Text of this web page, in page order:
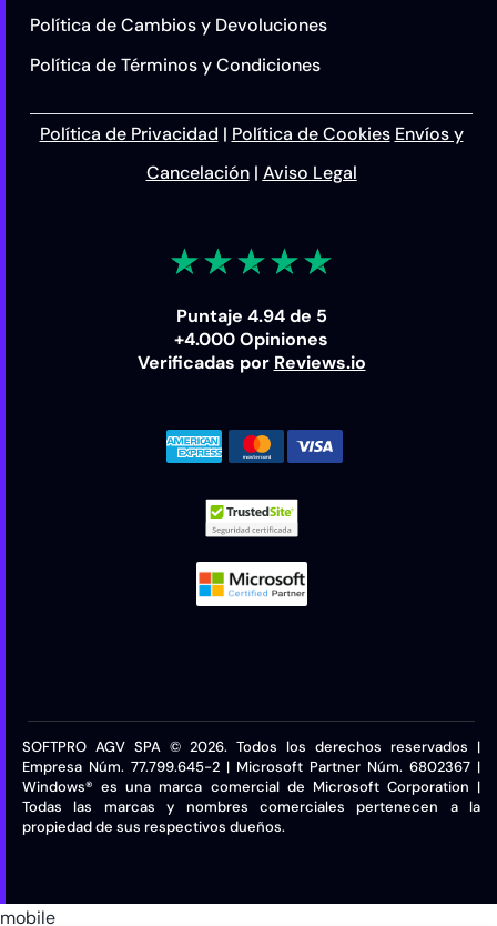
Política de Cambios y Devoluciones
Política de Términos y Condiciones
Política de Privacidad | Política de Cookies Envíos y
Cancelación| Aviso Legal
Puntaje 4.94 de 5
+4.000 Opiniones
Verificadas por Reviews.io
SOFTPRO AGV SPA © 2026. Todos los derechos reservados |
Empresa Núm. 77.799.645-2 | Microsoft Partner Núm. 6802367 |
Windows® es una marca comercial de Microsoft Corporation |
Todas las marcas y nombres comerciales pertenecen a la
propiedad de sus respectivos dueños.